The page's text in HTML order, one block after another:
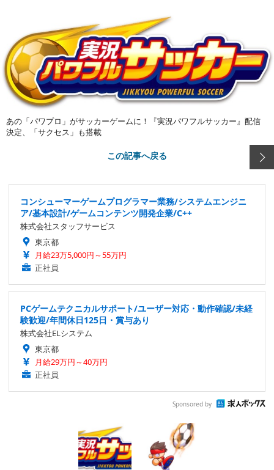
あの「パワプロ」がサッカーゲームに！『実況パワフルサッカー』配信
決定、「サクセス」も搭載
この記事へ戻る
コンシューマーゲームプログラマー業務/システムエンジニ
ア/基本設計/ゲームコンテンツ開発企業/C++
株式会社スタッフサービス
東京都
月給23万5,000円～55万円
正社員
PCゲームテクニカルサポート/ユーザー対応・動作確認/未経
験歓迎/年間休日125日・賞与あり
株式会社ELシステム
東京都
月給29万円～40万円
正社員
Sponsored by